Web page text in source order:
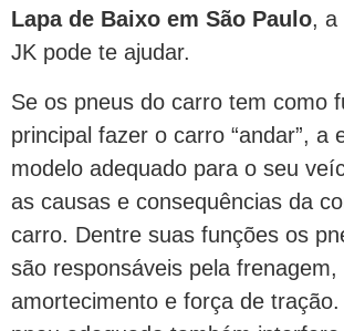
Lapa de Baixo em São Paulo, a
JK pode te ajudar.
Se os pneus do carro tem como
principal fazer o carro “andar”, a
modelo adequado para o seu
as causas e consequências da
carro. Dentre suas funções os
são responsáveis pela frenagem,
amortecimento e força de tração.